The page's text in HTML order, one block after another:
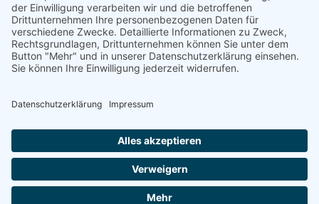
Heute204
Gestern358
Copyright © 2026 Saratogas Aquaworld - Aquarium - Zierfische - Pflanzen -
Garnelen. Alle Rechte vorbehalten.Impressum|Datenschutz